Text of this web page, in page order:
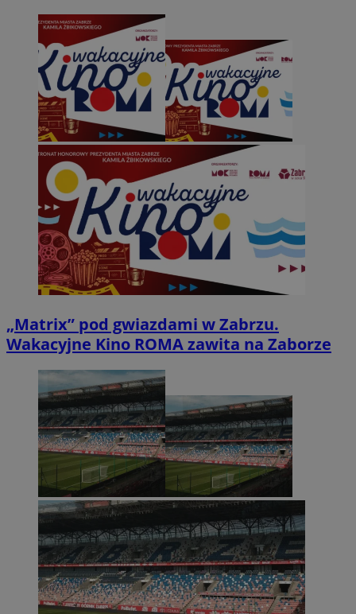
„Matrix” pod gwiazdami w Zabrzu.
Wakacyjne Kino ROMA zawita na Zaborze